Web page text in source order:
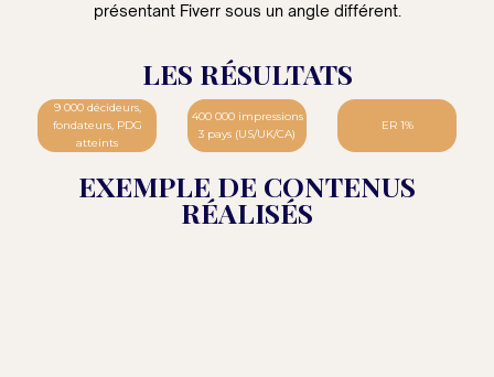
présentant Fiverr sous un angle différent.
LES RÉSULTATS
9 000 décideurs,
fondateurs, PDG
atteints
400 000 impressions
3 pays (US/UK/CA)
ER 1%
EXEMPLE DE CONTENUS
RÉALISÉS